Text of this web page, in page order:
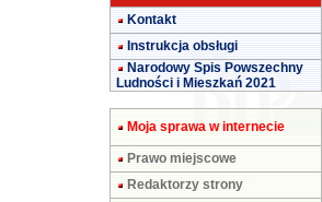
Kontakt
Instrukcja obsługi
Narodowy Spis Powszechny
Ludności i Mieszkań 2021
Moja sprawa w internecie
Prawo miejscowe
Redaktorzy strony